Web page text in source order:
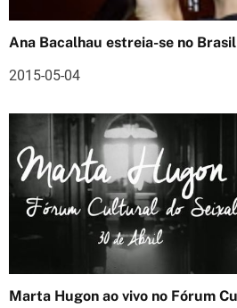
d
i
s
Ana Bacalhau estreia-se no Brasil
2015-05-04
Marta Hugon ao vivo